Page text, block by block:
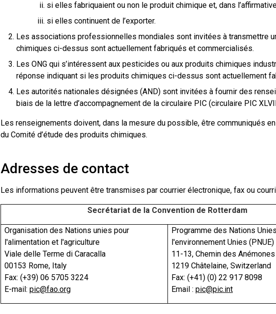
si elles fabriquaient ou non le produit chimique et, dans
si elles continuent de l’exporter.
Les associations professionnelles mondiales sont invitées à transmettre
chimiques ci-dessus sont actuellement fabriqués et commercialisés.
Les ONG qui s’intéressent aux pesticides ou aux produits chimiques
réponse indiquant si les produits chimiques ci-dessus sont actuellement
Les autorités nationales désignées (AND) sont invitées à fournir des
biais de la lettre d’accompagnement de la circulaire PIC (circulaire PIC
Les renseignements doivent, dans la mesure du possible, être communiqués
du Comité d’étude des produits chimiques.
Adresses de contact
Les informations peuvent être transmises par courrier électronique, fax ou
Secrétariat de la Convention de Rotterdam
Organisation des Nations unies pour
l'alimentation et l'agriculture
Viale delle Terme di Caracalla
00153 Rome, Italy
Fax: (+39) 06 5705 3224
E-mail: pic@fao.org
Programme des Nations
l'environnement Unies (PNUE)
11-13, Chemin des Anémones
1219 Châtelaine, Switzerland
Fax: (+41) (0) 22 917 8098
Email : pic@pic.int